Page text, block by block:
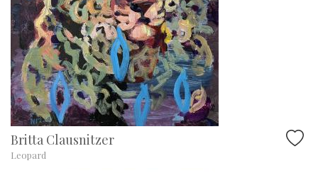
Britta Clausnitzer
Leopard